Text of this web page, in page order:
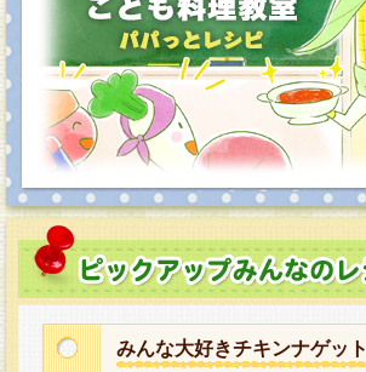
みんな大好きチキンナゲット